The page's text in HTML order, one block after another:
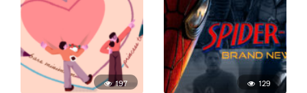
197 129